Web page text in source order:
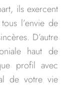
ils exercent
l’envie de
D’autre
haut de
profil avec
de votre vie